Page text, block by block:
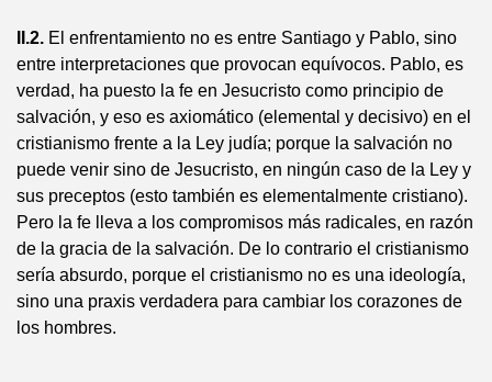
II.2. El enfrentamiento no es entre Santiago y Pablo, sino
entre interpretaciones que provocan equívocos. Pablo, es
verdad, ha puesto la fe en Jesucristo como principio de
salvación, y eso es axiomático (elemental y decisivo) en el
cristianismo frente a la Ley judía; porque la salvación no
puede venir sino de Jesucristo, en ningún caso de la Ley y
sus preceptos (esto también es elementalmente cristiano).
Pero la fe lleva a los compromisos más radicales, en razón
de la gracia de la salvación. De lo contrario el cristianismo
sería absurdo, porque el cristianismo no es una ideología,
sino una praxis verdadera para cambiar los corazones de
los hombres.